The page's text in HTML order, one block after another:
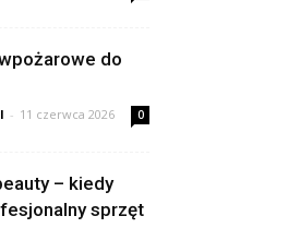
do
- 11 czerwca 2026 0
– kiedy
sprzęt